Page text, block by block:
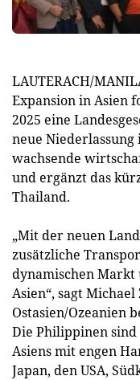
LAUTERACH/
Expansion in Asien
2025 eine
neue
wachsende
und ergänzt das
Thailand.
„Mit der neuen
zusätzliche
dynamischen
Asien“, sagt
Ostasien/Ozeanien
Die Philippinen
Asiens mit engen
Japan, den USA,